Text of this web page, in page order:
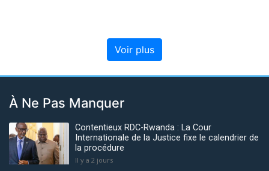
Voir plus
À Ne Pas Manquer
Contentieux RDC-Rwanda : La Cour
Internationale de la Justice fixe le calendrier de
la procédure
Il y a 2 jours